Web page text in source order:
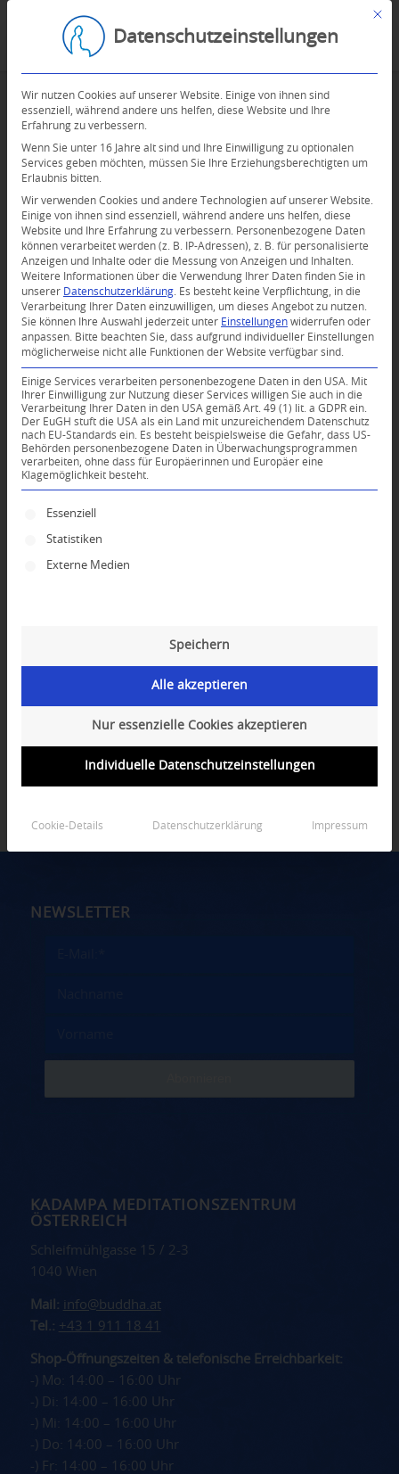
0
KOMMENTARE
Dein Kommentar
An Diskussion beteiligen?
Hinterlassen Sie uns Ihren Kommentar!
Name*
E-Mail-Adresse*
NEWSLETTER
KADAMPA MEDITATIONSZENTRUM
ÖSTERREICH
Schleifmühlgasse 15 / 2-3
1040 Wien
Mail: info@buddha.at
Tel.: +43 1 911 18 41
Shop-Öffnungszeiten & telefonische Erreichbarkeit:
-) Mo: 14:00 – 16:00 Uhr
-) Di: 14:00 – 16:00 Uhr
-) Mi: 14:00 – 16:00 Uhr
-) Do: 14:00 – 16:00 Uhr
-) Fr: 14:00 – 16:00 Uhr
Mit
Datenschutzeinstellungen
Wir nutzen Cookies auf unserer Website. Einige von ihnen sind
essenziell, während andere uns helfen, diese Website und Ihre
Erfahrung zu verbessern.
Wenn Sie unter 16 Jahre alt sind und Ihre Einwilligung zu optionalen
Services geben möchten, müssen Sie Ihre Erziehungsberechtigten um
Erlaubnis bitten.
Wir verwenden Cookies und andere Technologien auf unserer Website.
Einige von ihnen sind essenziell, während andere uns helfen, diese
Website und Ihre Erfahrung zu verbessern.
Personenbezogene Daten
können verarbeitet werden (z. B. IP-Adressen), z. B. für personalisierte
Anzeigen und Inhalte oder die Messung von Anzeigen und Inhalten.
Weitere Informationen über die Verwendung Ihrer Daten finden Sie in
unserer Datenschutzerklärung
Es besteht keine Verpflichtung, in die
Verarbeitung Ihrer Daten einzuwilligen, um dieses Angebot zu nutzen.
Sie können Ihre Auswahl jederzeit unter Einstellungen widerrufen oder
anpassen.
Bitte beachten Sie, dass aufgrund individueller Einstellungen
möglicherweise nicht alle Funktionen der Website verfügbar sind.
Einige Services verarbeiten personenbezogene Daten in den USA. Mit
Ihrer Einwilligung zur Nutzung dieser Services willigen Sie auch in die
Verarbeitung Ihrer Daten in den USA gemäß Art. 49 (1) lit. a GDPR ein.
Der EuGH stuft die USA als ein Land mit unzureichendem Datenschutz
nach EU-Standards ein. Es besteht beispielsweise die Gefahr, dass US-
Behörden personenbezogene Daten in Überwachungsprogrammen
verarbeiten, ohne dass für Europäerinnen und Europäer eine
Klagemöglichkeit besteht.
Es folgt eine Liste der Service-Gruppen, für die
Essenziell
Statistiken
Externe Medien
Speichern
Alle akzeptieren
Nur essenzielle Cookies akzeptieren
Individuelle Datenschutzeinstellungen
Cookie-Details Datenschutzerklärung Impressum